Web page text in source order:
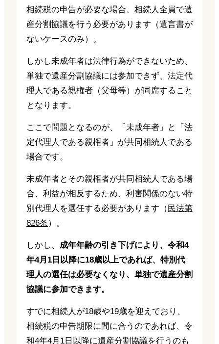
相続税の申告が必要な場合、相続人全員で遺
産分割協議を行う必要があります（遺言書が
ないケースのみ）。
しかし未成年者は法律行為ができないため、
単独で遺産分割協議には参加できず、法定代
理人である親権者（父母等）が同席すること
となります。
ここで問題となるのが、「未成年者」と「法
定代理人である親権者」が共同相続人である
場合です。
未成年者とその親権者が共同相続人である場
合、利益が相反するため、利害関係のない特
別代理人を選任する必要があります（ 民法第
826条）。
しかし、 成年年齢の引き下げにより、令和4
年4月1日以降に18歳以上であれば、特別代
理人の選任は必要なくなり、単独で遺産分割
協議に参加できます。
すでに相続人が18歳や19歳を迎えており、
相続税の申告期限に間に合うのであれば、令
和4年4月1日以降に遺産分割協議を行うのも